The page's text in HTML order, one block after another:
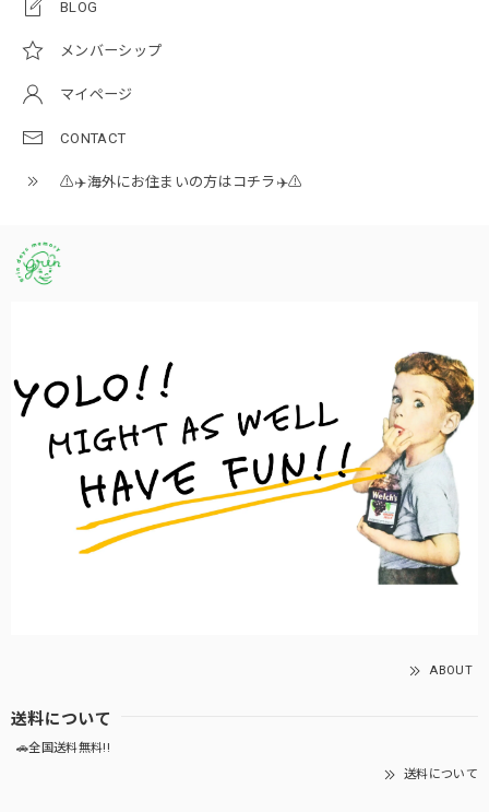
BLOG
メンバーシップ
マイページ
CONTACT
⚠️✈️海外にお住まいの方はコチラ✈️⚠️
ABOUT
送料について
🚗全国送料無料!!
送料について